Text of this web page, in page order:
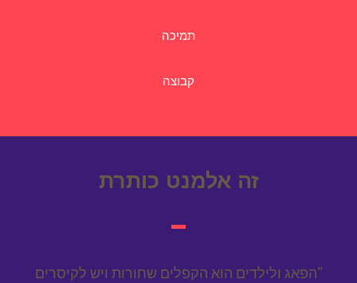
תמיכה
קבוצה
זה אלמנט כותרת
"הפאג ולילדים הוא הקפלים שחורות ויש לקיסרים